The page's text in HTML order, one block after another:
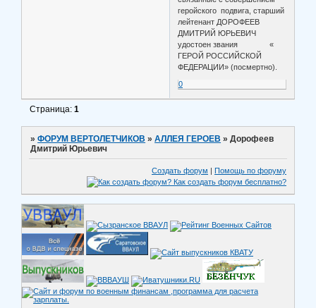
геройского подвига, старший
лейтенант ДОРОФЕЕВ
ДМИТРИЙ ЮРЬЕВИЧ
удостоен звания «
ГЕРОЙ РОССИЙСКОЙ
ФЕДЕРАЦИИ» (посмертно).
0
Страница:1
»ФОРУМ ВЕРТОЛЕТЧИКОВ »АЛЛЕЯ ГЕРОЕВ »Дорофеев
Дмитрий Юрьевич
Создать форум Помощь по форуму